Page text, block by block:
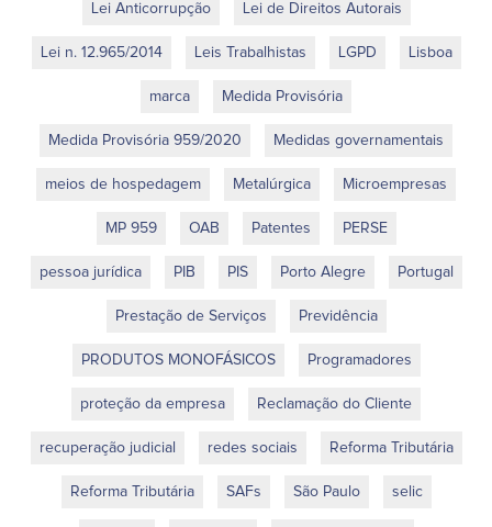
Lei Anticorrupção Lei de Direitos Autorais
Lei n. 12.965/2014 Leis Trabalhistas LGPD Lisboa
marca Medida Provisória
Medida Provisória 959/2020 Medidas governamentais
meios de hospedagem Metalúrgica Microempresas
MP 959 OAB Patentes PERSE
pessoa jurídica PIB PIS Porto Alegre Portugal
Prestação de Serviços Previdência
PRODUTOS MONOFÁSICOS Programadores
proteção da empresa Reclamação do Cliente
recuperação judicial redes sociais Reforma Tributária
Reforma Tributária SAFs São Paulo selic